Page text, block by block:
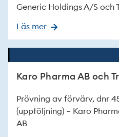
Generic Holdings A/S och
Läs mer
Karo Pharma AB och
Prövning av förvärv, dnr
(uppföljning) – Karo
AB